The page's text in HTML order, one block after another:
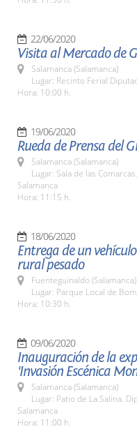
22/06/2020
Visita al Mercado de
Salamanca (Salamanca)
Lugar: Recinto Ferial
Hora: 10:00 h.
19/06/2020
Rueda de Prensa del
Salamanca (Salamanca)
Lugar: Sala de las
Salamanca
Hora: 11:15 h.
18/06/2020
Entrega de un
rural pesado
Fuenteguinaldo (Salamanca)
Lugar: Parque Local de
Hora: 10:30 h.
09/06/2020
Inauguración de la
'Invasión Escénica
Salamanca (Salamanca)
Lugar: Patio de La Salina.
Salamanca
Hora: 11:00 h.